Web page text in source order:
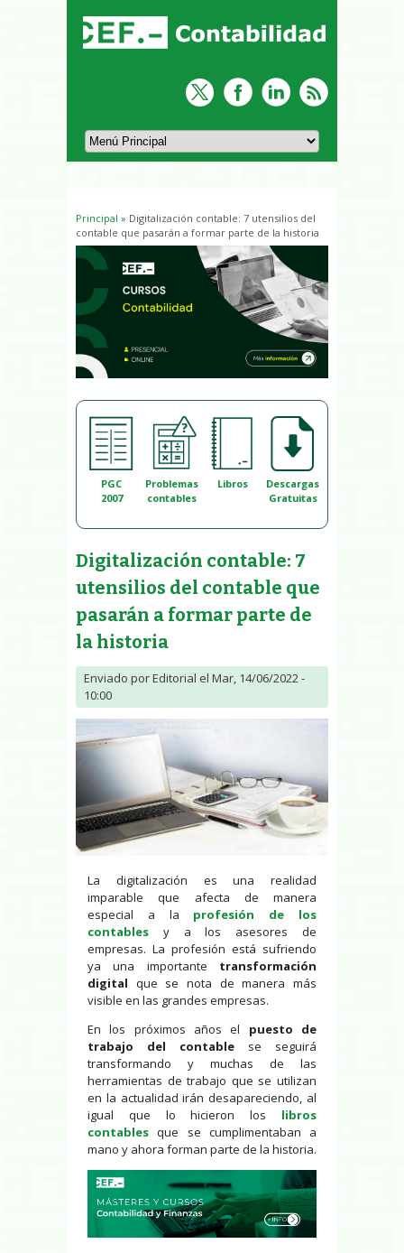
Usted está aquí
Principal » Digitalización contable: 7 utensilios del
contable que pasarán a formar parte de la historia
PGC
2007
Problemas
contables
Libros
Descargas
Gratuitas
Digitalización contable: 7
utensilios del contable que
pasarán a formar parte de
la historia
Enviado porEditorial el Mar, 14/06/2022 -
10:00
La digitalización es una realidad
imparable que afecta de manera
especial a la profesión de los
contables y a los asesores de
empresas. La profesión está sufriendo
ya una importante transformación
digital que se nota de manera más
visible en las grandes empresas.
En los próximos años el puesto de
trabajo del contable se seguirá
transformando y muchas de las
herramientas de trabajo que se utilizan
en la actualidad irán desapareciendo, al
igual que lo hicieron los libros
contables que se cumplimentaban a
mano y ahora forman parte de la historia.